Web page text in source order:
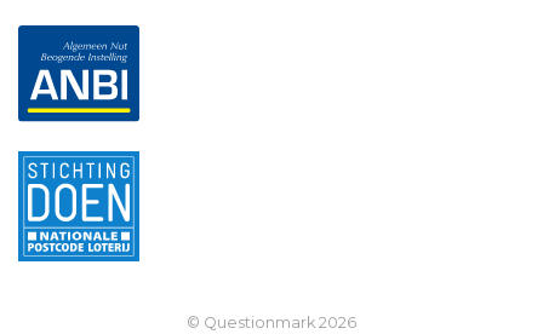
© Questionmark 2026